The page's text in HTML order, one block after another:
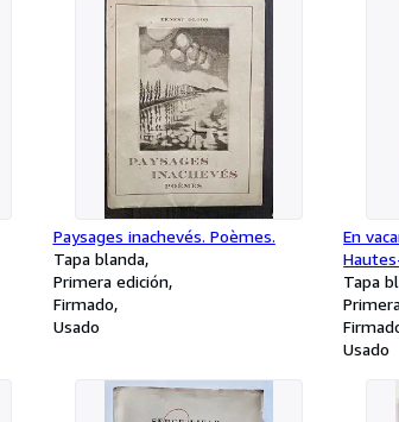
Paysages inachevés. Poèmes.
Tapa blanda
Primera edición
Firmado
Usado
En
Tapa
Usado